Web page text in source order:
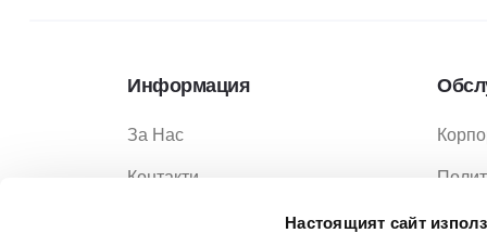
Настоящият сайт
Информация
За Нас
Контакти